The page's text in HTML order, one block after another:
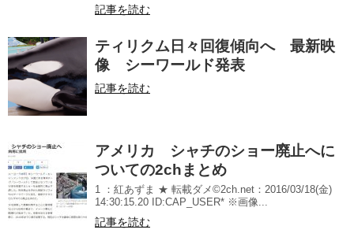
記事を読む
ティリクム日々回復傾向へ 最新映
像 シーワールド発表
記事を読む
アメリカ シャチのショー廃止へに
ついての2chまとめ
1 ：紅あずま ★ 転載ダメ©2ch.net：2016/03/18(金)
14:30:15.20 ID:CAP_USER* ※画像...
記事を読む